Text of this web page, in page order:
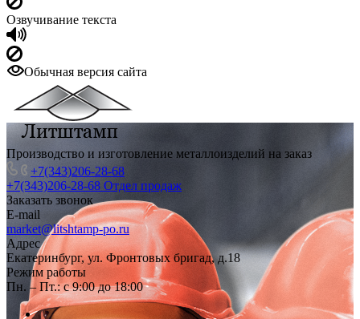
Озвучивание текста
Обычная версия сайта
Производство и изготовление металлоизделий на заказ
+7(343)206-28-68
+7(343)206-28-68 Отдел продаж
Заказать звонок
E-mail
market@litshtamp-po.ru
Адрес
Екатеринбург, ул. Фронтовых бригад, д.18
Режим работы
Пн. – Пт.: с 9:00 до 18:00